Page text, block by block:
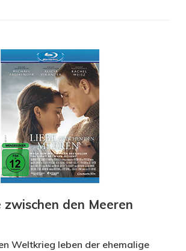
zwischen den Meeren
Weltkrieg leben der ehemalige